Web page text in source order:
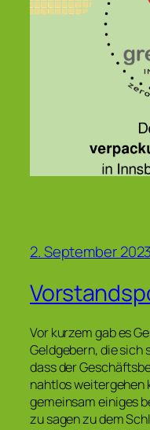
2. September 2023
Vor kurzem gab es
Geldgebern, die
dass der
nahtlos weitergehen
gemeinsam einiges
zu sagen zu dem